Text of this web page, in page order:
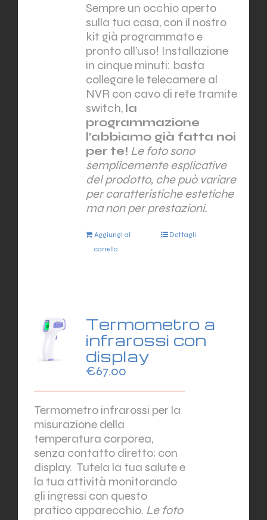
Sempre un occhio aperto
sulla tua casa, con il nostro
kit già programmato e
pronto all’uso! Installazione
in cinque minuti: basta
collegare le telecamere al
NVR con cavo di rete tramite
switch, la
programmazione
l’abbiamo già fatta noi
per te! Le foto sono
semplicemente esplicative
del prodotto, che può variare
per caratteristiche estetiche
ma non per prestazioni.
Aggiungi al
carrello
Dettagli
Termometro a
infrarossi con
display
€67.00
Termometro infrarossi per la
misurazione della
temperatura corporea,
senza contatto diretto; con
display. Tutela la tua salute e
la tua attività monitorando
gli ingressi con questo
pratico apparecchio. Le foto